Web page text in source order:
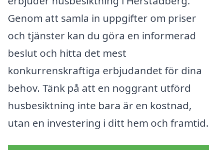
Genom att samla in uppgifter om priser
och tjänster kan du göra en informerad
beslut och hitta det mest
konkurrenskraftiga erbjudandet för dina
behov. Tänk på att en noggrant utförd
husbesiktning inte bara är en kostnad,
utan en investering i ditt hem och framtid.